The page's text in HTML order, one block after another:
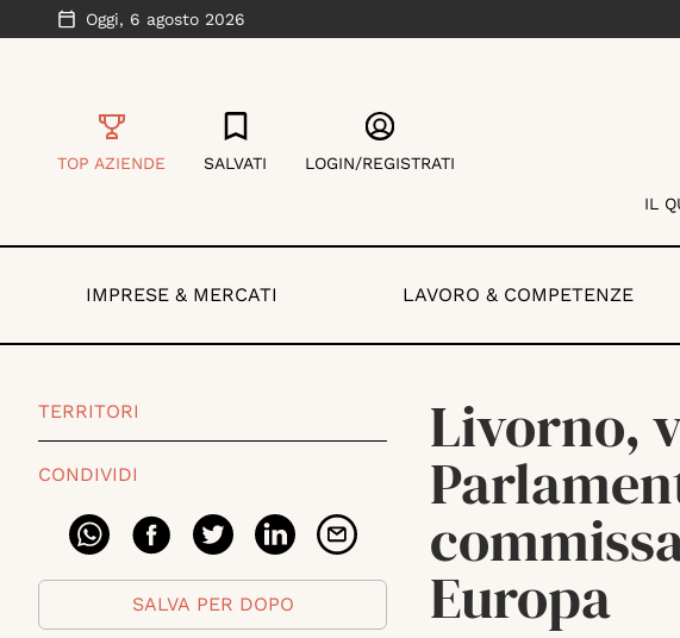
Oggi, 6 agosto 2026
TOP AZIENDE SALVATI LOGIN/REGISTRATI
IL
IMPRESE & MERCATI LAVORO & COMPETENZE
TERRITORI
CONDIVIDI
SALVA PER DOPO
Livorno,
Europa